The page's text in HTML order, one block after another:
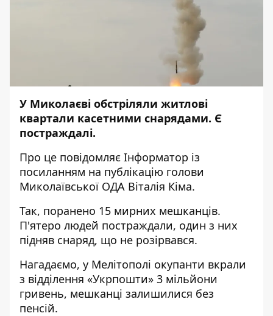
У Миколаєві обстріляли житлові
квартали касетними снарядами. Є
постраждалі.
Про це повідомляє Інформатор із
посиланням на публікацію голови
Миколаївської ОДА Віталія Кіма.
Так, поранено 15 мирних мешканців.
П'ятеро людей постраждали, один з них
підняв снаряд, що не розірвався.
Нагадаємо, у Мелітополі окупанти вкрали
з відділення «Укрпошти» 3 мільйони
гривень, мешканці залишилися без
пенсій.